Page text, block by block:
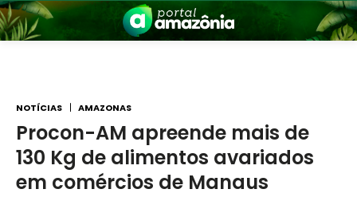
NOTÍCIAS AMAZONAS
Procon-AM apreende mais de
130 Kg de alimentos avariados
em comércios de Manaus